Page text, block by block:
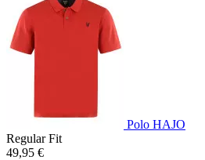
Polo HAJO
Regular Fit
49,95 €